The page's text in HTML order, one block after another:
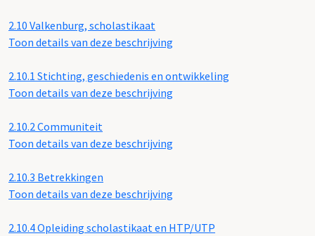
2.10 Valkenburg, scholastikaat
Toon details van deze beschrijving
2.10.1 Stichting, geschiedenis en ontwikkeling
Toon details van deze beschrijving
2.10.2Communiteit
Toon details van deze beschrijving
2.10.3 Betrekkingen
Toon details van deze beschrijving
2.10.4Opleiding scholastikaat en HTP/UTP